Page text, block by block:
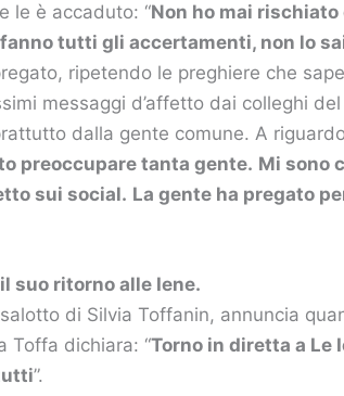
le è accaduto: “Non ho mai
tutti gli accertamenti, non lo
ripetendo le preghiere che
messaggi d’affetto dai colleghi
dalla gente comune. A
preoccupare tanta gente. Mi sono
sui social. La gente ha pregato
suo ritorno alle Iene.
di Silvia Toffanin, annuncia
Toffa dichiara: “Torno in diretta a Le
”.